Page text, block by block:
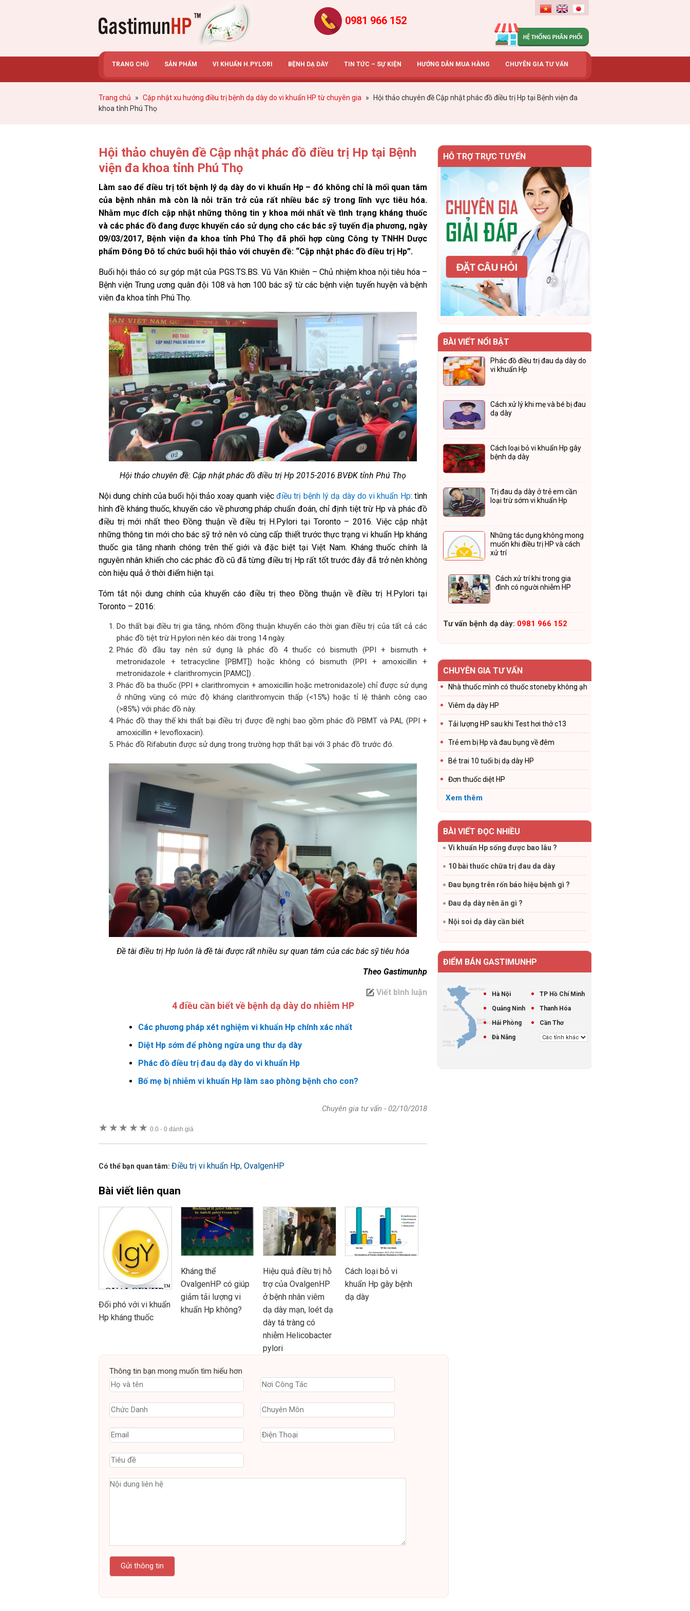
0981 966 152
TRANG CHỦ SẢN PHẨM VI KHUẨN H.PYLORI BỆNH DẠ DÀY TIN TỨC – SỰ KIỆN HƯỚNG DẪN MUA HÀNG CHUYÊN GIA TƯ VẤN
Trang chủ » Cập nhật xu hướng điều trị bệnh dạ dày do vi khuẩn HP từ chuyên gia »
Hội thảo chuyên đề Cập nhật phác đồ điều trị Hp tại Bệnh viện đa
khoa tỉnh Phú Thọ
Hội thảo chuyên đề Cập nhật phác đồ điều trị Hp tại Bệnh
viện đa khoa tỉnh Phú Thọ
Làm sao để điều trị tốt bệnh lý dạ dày do vi khuẩn Hp – đó không chỉ là mối quan tâm
của bệnh nhân mà còn là nỗi trăn trở của rất nhiều bác sỹ trong lĩnh vực tiêu hóa.
Nhằm mục đích cập nhật những thông tin y khoa mới nhất về tình trạng kháng thuốc
và các phác đồ đang được khuyến cáo sử dụng cho các bác sỹ tuyến địa phương, ngày
09/03/2017, Bệnh viện đa khoa tỉnh Phú Thọ đã phối hợp cùng Công ty TNHH Dược
phẩm Đông Đô tổ chức buổi hội thảo với chuyên đề: “Cập nhật phác đồ điều trị Hp”.
Buổi hội thảo có sự góp mặt của PGS.TS.BS. Vũ Văn Khiên – Chủ nhiệm khoa nội tiêu hóa –
Bệnh viện Trung ương quân đội 108 và hơn 100 bác sỹ từ các bệnh viện tuyến huyện và bệnh
viên đa khoa tỉnh Phú Thọ.
Hội thảo chuyên đề: Cập nhật phác đồ điều trị Hp 2015-2016 BVĐK tỉnh Phú Thọ
Nội dung chính của buổi hội thảo xoay quanh việc điều trị bệnh lý dạ dày do vi khuẩn Hp: tình
hình đề kháng thuốc, khuyến cáo về phương pháp chuẩn đoán, chỉ định tiệt trừ Hp và phác đồ
điều trị mới nhất theo Đồng thuận về điều trị H.Pylori tại Toronto – 2016. Việc cập nhật
những thông tin mới cho bác sỹ trở nên vô cùng cấp thiết trước thực trạng vi khuẩn Hp kháng
thuốc gia tăng nhanh chóng trên thế giới và đặc biệt tại Việt Nam. Kháng thuốc chính là
nguyên nhân khiến cho các phác đồ cũ đã từng điều trị Hp rất tốt trước đây đã trở nên không
còn hiệu quả ở thời điểm hiện tại.
Tóm tắt nội dung chính của khuyến cáo điều trị theo Đồng thuận về điều trị H.Pylori tại
Toronto – 2016:
Do thất bại điều trị gia tăng, nhóm đồng thuận khuyến cáo thời gian điều trị của tất cả các
phác đồ tiệt trừ H.pylori nên kéo dài trong 14 ngày.
Phác đồ đầu tay nên sử dụng là phác đồ 4 thuốc có bismuth (PPI + bismuth +
metronidazole + tetracycline [PBMT]) hoặc không có bismuth (PPI + amoxicillin +
metronidazole + clarithromycin [PAMC]) .
Phác đồ ba thuốc (PPI + clarithromycin + amoxicillin hoặc metronidazole) chỉ được sử dụng
ở những vùng có mức độ kháng clarithromycin thấp (<15%) hoặc tỉ lệ thành công cao
(>85%) với phác đồ này.
Phác đồ thay thế khi thất bại điều trị được đề nghị bao gồm phác đồ PBMT và PAL (PPI +
amoxicillin + levofloxacin).
Phác đồ Rifabutin được sử dụng trong trường hợp thất bại với 3 phác đồ trước đó.
Đề tài điều trị Hp luôn là đề tài được rất nhiều sự quan tâm của các bác sỹ tiêu hóa
Theo Gastimunhp
Viết bình luận
4 điều cần biết về bệnh dạ dày do nhiễm HP
Các phương pháp xét nghiệm vi khuẩn Hp chính xác nhất
Diệt Hp sớm để phòng ngừa ung thư dạ dày
Phác đồ điều trị đau dạ dày do vi khuẩn Hp
Bố mẹ bị nhiễm vi khuẩn Hp làm sao phòng bệnh cho con?
Chuyên gia tư vấn - 02/10/2018
★ ★ ★ ★ ★ 0.0- 0 đánh giá
Có thể bạn quan tâm: Điều trị vi khuẩn Hp, OvalgenHP
Bài viết liên quan
Đối phó với vi khuẩn
Hp kháng thuốc
Kháng thể
OvalgenHP có giúp
giảm tải lượng vi
khuẩn Hp không?
Hiệu quả điều trị hỗ
trợ của OvalgenHP
ở bệnh nhân viêm
dạ dày mạn, loét dạ
dày tá tràng có
nhiễm Helicobacter
pylori
Cách loại bỏ vi
khuẩn Hp gây bệnh
dạ dày
Thông tin bạn mong muốn tìm hiểu hơn
HỖ TRỢ TRỰC TUYẾN
BÀI VIẾT NỔI BẬT
Phác đồ điều trị đau dạ dày do
vi khuẩn Hp
Cách xử lý khi mẹ và bé bị đau
dạ dày
Cách loại bỏ vi khuẩn Hp gây
bệnh dạ dày
Trị đau dạ dày ở trẻ em cần
loại trừ sớm vi khuẩn Hp
Những tác dụng không mong
muốn khi điều trị HP và cách
xử trí
Cách xử trí khi trong gia
đình có người nhiễm HP
Tư vấn bệnh dạ dày: 0981 966 152
CHUYÊN GIA TƯ VẤN
Nhà thuốc mình có thuốc stoneby không ạh
Viêm dạ dày HP
Tải lượng HP sau khi Test hơi thở c13
Trẻ em bị Hp và đau bụng về đêm
Bé trai 10 tuổi bị dạ dày HP
Đơn thuốc diệt HP
Xem thêm
BÀI VIẾT ĐỌC NHIỀU
Vi khuẩn Hp sống được bao lâu ?
10 bài thuốc chữa trị đau da dày
Đau bụng trên rốn báo hiệu bệnh gì ?
Đau dạ dày nên ăn gì ?
Nội soi dạ dày cần biết
ĐIỂM BÁN GASTIMUNHP
Hà Nội
TP Hồ Chí Minh
Quảng Ninh
Thanh Hóa
Hải Phòng
Cần Thơ
Đà Nẵng